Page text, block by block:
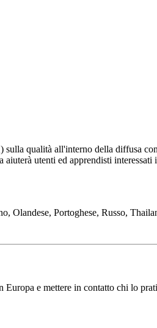
qualità all'interno della diffusa
utenti ed apprendisti interessati
Olandese, Portoghese, Russo,
e mettere in contatto chi lo